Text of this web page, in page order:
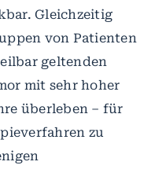
Gleichzeitig
von Patienten
geltenden
mit sehr hoher
überleben – für
zu